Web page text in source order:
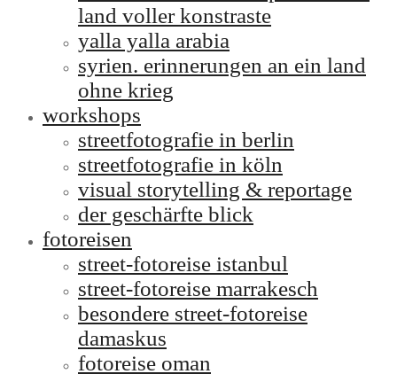
land voller konstraste
yalla yalla arabia
syrien. erinnerungen an ein land
ohne krieg
workshops
streetfotografie in berlin
streetfotografie in köln
visual storytelling & reportage
der geschärfte blick
fotoreisen
street-fotoreise istanbul
street-fotoreise marrakesch
besondere street-fotoreise
damaskus
fotoreise oman